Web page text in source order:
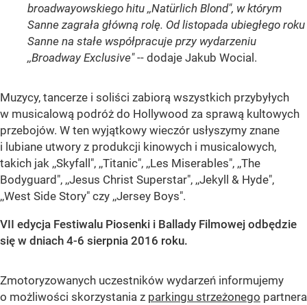
broadwayowskiego hitu ,,Natürlich Blond", w którym
Sanne zagrała główną rolę. Od listopada ubiegłego roku
Sanne na stałe współpracuje przy wydarzeniu
,,Broadway Exclusive"-- dodaje Jakub Wocial.
Muzycy, tancerze i soliści zabiorą wszystkich przybyłych
w musicalową podróż do Hollywood za sprawą kultowych
przebojów. W ten wyjątkowy wieczór usłyszymy znane
i lubiane utwory z produkcji kinowych i musicalowych,
takich jak ,,Skyfall", ,,Titanic", ,,Les Miserables", ,,The
Bodyguard", ,,Jesus Christ Superstar", ,,Jekyll & Hyde",
,,West Side Story" czy ,,Jersey Boys".
VII edycja Festiwalu Piosenki i Ballady Filmowej odbędzie
się w dniach 4-6 sierpnia 2016 roku.
Zmotoryzowanych uczestników wydarzeń informujemy
o możliwości skorzystania z parkingu strzeżonego partnera